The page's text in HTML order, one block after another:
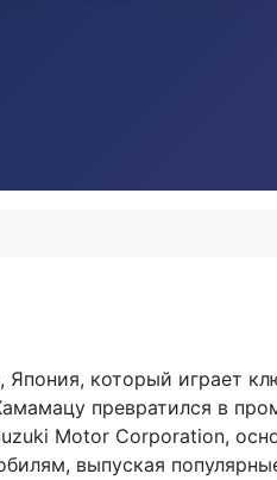
который играет
превратился в
Motor Corporation,
выпуская